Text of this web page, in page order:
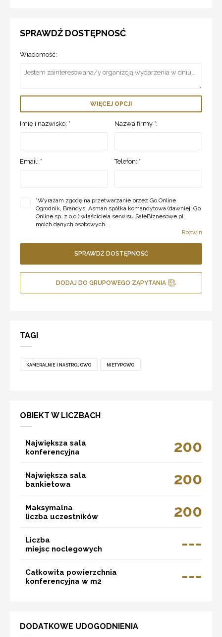
SPRAWDŹ DOSTĘPNOSĆ
Wiadomość:
WIĘCEJ OPCJI
Imię i nazwisko: * Nazwa firmy *:
Email: * Telefon: *
*Wyrażam zgodę na przetwarzanie przez Go Online
Ogrodnik, Brandys, Asman spółka komandytowa (dawniej: Go
Online sp. z o.o.) właściciela serwisu SaleBiznesowe.pl,
moich danych osobowych...
Rozwiń
SPRAWDŹ DOSTĘPNOŚĆ
DODAJ DO GRUPOWEGO ZAPYTANIA
TAGI
KAMERALNIE I NASTROJOWO NIETYPOWO
OBIEKT W LICZBACH
Największa sala
konferencyjna
200
Największa sala
bankietowa
200
Maksymalna
liczba uczestników
200
Liczba
miejsc noclegowych
---
Całkowita powierzchnia
konferencyjna w m2
---
DODATKOWE UDOGODNIENIA